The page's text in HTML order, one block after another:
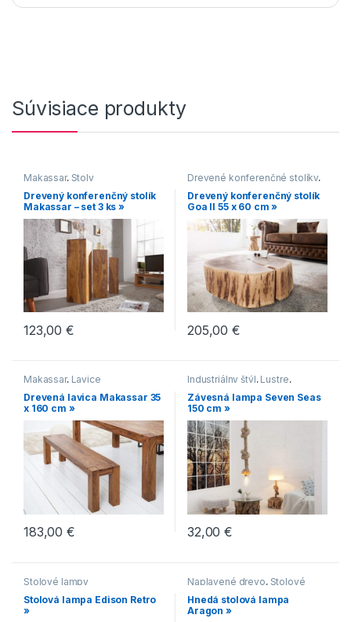
Súvisiace produkty
Makassar, Stoly
Drevený konferenčný stolík
Makassar – set 3 ks »
123,00€
Drevené konferenčné stolíky,
Konferenčné stolíky,
Konferenčné stolíky vo
vidieckom štýle,
Malé
konferenčné stolíky,Oblé
konferenčné stolíky
Drevený konferenčný stolík
Goa II 55 x 60 cm »
205,00€
Makassar, Lavice
Drevená lavica Makassar 35
x 160 cm »
183,00€
Industriálny štýl, Lustre,
Moderný štýl,Naplavené
drevo
Závesná lampa Seven Seas
150 cm »
32,00€
Stolové lampy
Stolová lampa Edison Retro
»
Naplavené drevo, Stolové
lampy
Hnedá stolová lampa
Aragon »